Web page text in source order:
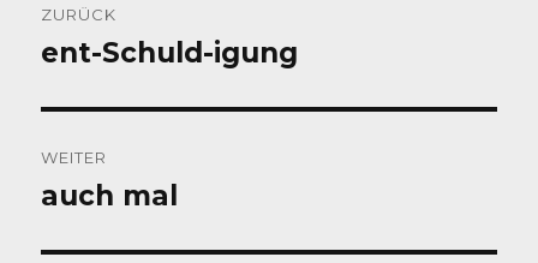
ZURÜCK
Vorheriger
ent-Schuld-igung
WEITER
Nächster
auch mal